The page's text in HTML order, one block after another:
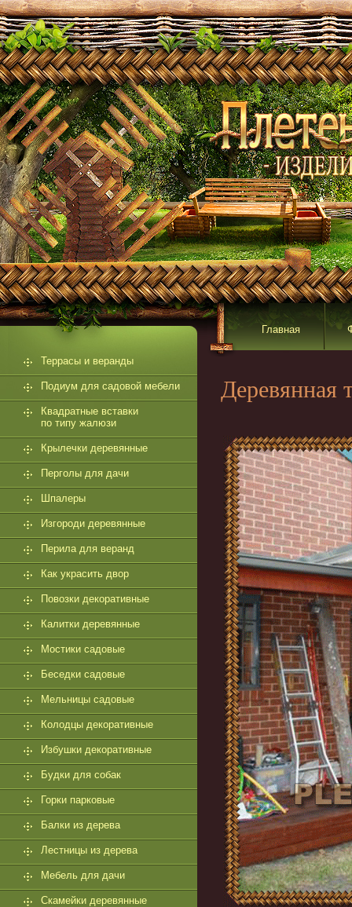
Террасы и веранды
Подиум для садовой мебели
Квадратные вставки
по типу жалюзи
Крылечки деревянные
Перголы для дачи
Шпалеры
Изгороди деревянные
Перила для веранд
Как украсить двор
Повозки декоративные
Калитки деревянные
Мостики садовые
Беседки садовые
Мельницы садовые
Колодцы декоративные
Избушки декоративные
Будки для собак
Горки парковые
Балки из дерева
Лестницы из дерева
Мебель для дачи
Скамейки деревянные
Главная
Деревянная